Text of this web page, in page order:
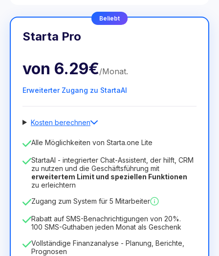
Beliebt
Starta Pro
von 6.29€/Monat.
Erweiterter Zugang zu StartaAI
Kosten berechnen
Anzahl der Mitarbeiter
Dauer der Lizenz
12 Months(Rabatt -25%) Vorteilhaft
8.99€ 6.29€ /Monat
Alle Möglichkeiten von Starta.one Lite
StartaAI - integrierter Chat-Assistent, der hilft, CRM
zu nutzen und die Geschäftsführung mit
erweitertem Limit und speziellen Funktionen
zu erleichtern
Zugang zum System für 5 Mitarbeiter
Rabatt auf SMS-Benachrichtigungen von 20%.
100 SMS-Guthaben jeden Monat als Geschenk
Vollständige Finanzanalyse - Planung, Berichte,
Prognosen